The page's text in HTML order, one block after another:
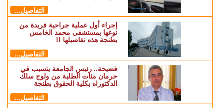
التفاصيل...
إجراء أول عملية جراحية فريدة من
نوعها بمستشفى محمد الخامس
بطنجة هذه تفاصيلها !!
التفاصيل...
فضيحة.. رئيس الجامعة يتسبب في
حرمان مئات الطلبة من ولوج سلك
الدكتوراه بكلية الحقوق بطنجة
التفاصيل...